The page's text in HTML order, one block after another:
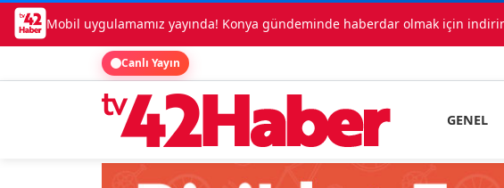
Mobil uygulamamız yayında! Konya gündeminde haberdar olmak için
Canlı Yayın
GENEL